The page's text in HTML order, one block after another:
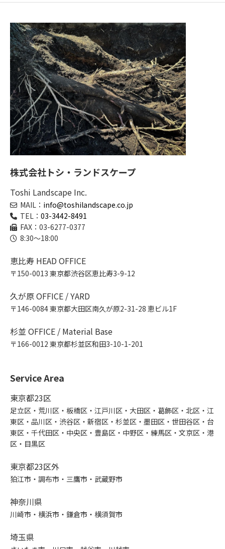
株式会社トシ・ランドスケープ
Toshi Landscape Inc.
MAIL： info@toshilandscape.co.jp
TEL： 03-3442-8491
FAX：03-6277-0377
8:30～18:00
恵比寿 HEAD OFFICE
〒150-0013 東京都渋谷区恵比寿3-9-12
久が原 OFFICE / YARD
〒146-0084 東京都大田区南久が原2-31-28 恵ビル1F
杉並 OFFICE / Material Base
〒166-0012 東京都杉並区和田3-10-1-201
Service Area
東京都23区
足立区・荒川区・板橋区・江戸川区・大田区・葛飾区・北区・江
東区・品川区・渋谷区・新宿区・杉並区・墨田区・世田谷区・台
東区・千代田区・中央区・豊島区・中野区・練馬区・文京区・港
区・目黒区
東京都23区外
狛江市・調布市・三鷹市・武蔵野市
神奈川県
川崎市・横浜市・鎌倉市・横須賀市
埼玉県